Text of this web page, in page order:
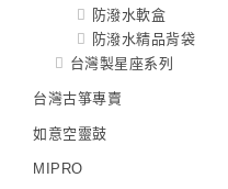
防潑水軟盒
防潑水精品背袋
台灣製星座系列
台灣古箏專賣
如意空靈鼓
MIPRO